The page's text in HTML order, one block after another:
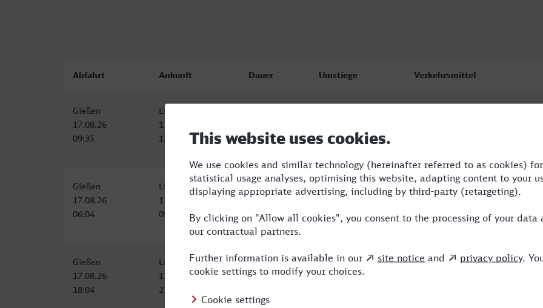
Abfahrt Ankunft Dauer Umstiege Verkehrsmittel
Gießen
17.08.26
09:35
Lippstadt
17.08.26
12:25
Gießen
17.08.26
06:04
Lippstadt
17.08.26
09:26
3:22 RE,NX
Gießen
17.08.26
18:04
Lippstadt
17.08.26
21:26
3:22 1 RE,NX